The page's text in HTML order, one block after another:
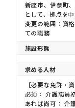
新座市、伊奈町
として、拠点を
変更の範囲：資
ての職務
施設形態
求める人材
［必要な免許・資
必須： 介護職員
あれば尚可： 介